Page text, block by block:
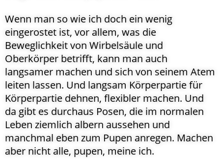
Wenn man so wie ich doch ein wenig
eingerostet ist, vor allem, was die
Beweglichkeit von Wirbelsäule und
Oberkörper betrifft, kann man auch
langsamer machen und sich von seinem Atem
leiten lassen. Und langsam Körperpartie für
Körperpartie dehnen, flexibler machen. Und
da gibt es durchaus Posen, die im normalen
Leben ziemlich albern aussehen und
manchmal eben zum Pupen anregen. Machen
aber nicht alle, pupen, meine ich.